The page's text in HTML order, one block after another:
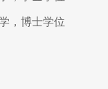
，博士学位